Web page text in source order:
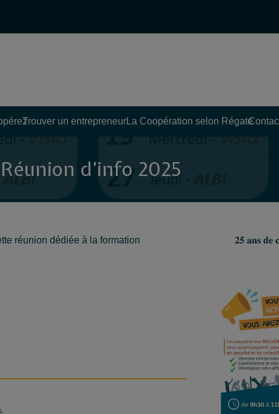
Trouver un entrepreneurLa Coopération selon Régate
Réunion d’info 2025
réunion dédiée à la formation 𝟐𝟓 𝐚𝐧𝐬 𝐝𝐞